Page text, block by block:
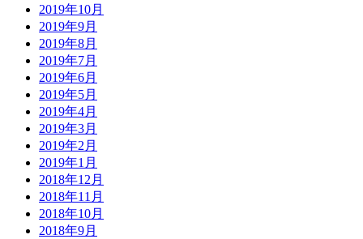
2019年10月
2019年9月
2019年8月
2019年7月
2019年6月
2019年5月
2019年4月
2019年3月
2019年2月
2019年1月
2018年12月
2018年11月
2018年10月
2018年9月